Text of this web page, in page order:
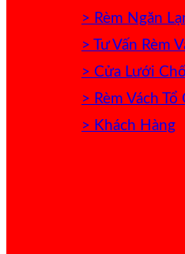
> Rèm Ngăn
> Tư Vấn Rèm
> Cửa Lưới
> Rèm Vách Tổ
> Khách Hàng